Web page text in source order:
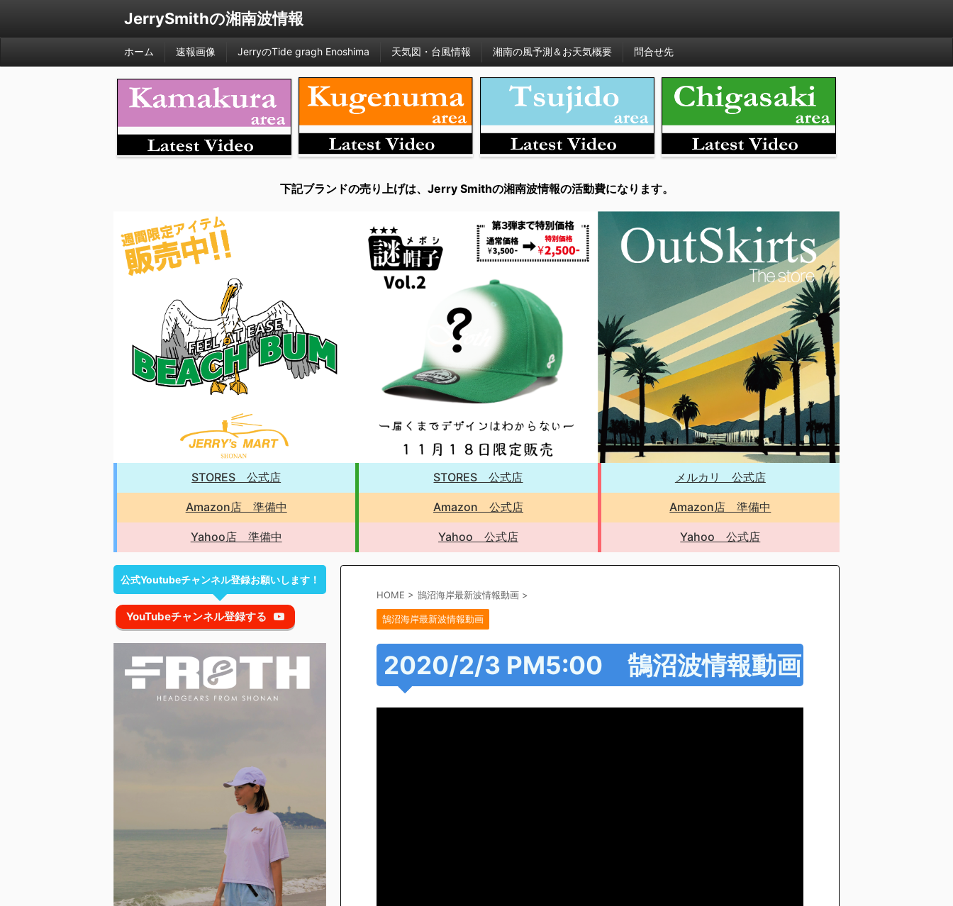
JerrySmithの湘南波情報
ホーム 速報画像 JerryのTide gragh Enoshima 天気図・台風情報 湘南の風予測＆お天気概要 問合せ先
下記ブランドの売り上げは、Jerry Smithの湘南波情報の活動費になります。
STORES 公式店
Amazon店 準備中
Yahoo店 準備中
STORES 公式店
Amazon 公式店
Yahoo 公式店
メルカリ 公式店
Amazon店 準備中
Yahoo 公式店
HOME > 鵠沼海岸最新波情報動画 >
鵠沼海岸最新波情報動画
2020/2/3 PM5:00 鵠沼波情報動画
公式Youtubeチャンネル登録お願いします！
YouTubeチャンネル登録する